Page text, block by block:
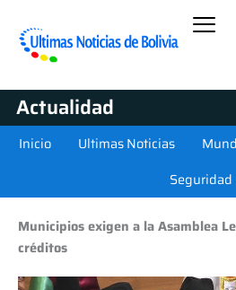
Actualidad
Inicio Ultimas Noticias
Seguridad
Municipios exigen a la Asamblea
créditos